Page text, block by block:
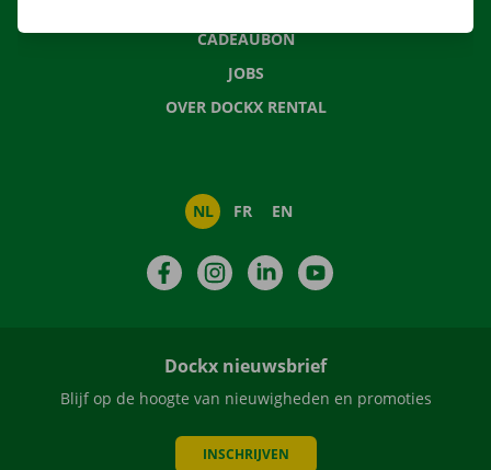
CADEAUBON
JOBS
OVER DOCKX RENTAL
NL FR EN
FacebookInstagramLinkedIn
Dockx nieuwsbrief
Blijf op de hoogte van nieuwigheden en promoties
INSCHRIJVEN